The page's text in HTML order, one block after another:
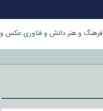
فرهنگ و هنردانش و فناوری عکس